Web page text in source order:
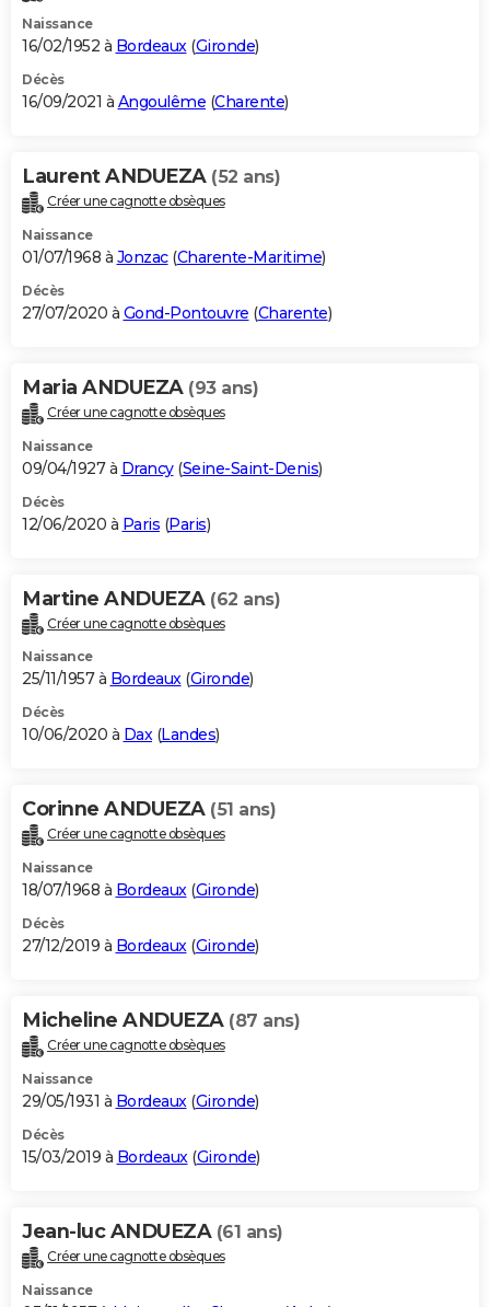
Naissance
16/02/1952 à Bordeaux(Gironde)
Décès
16/09/2021 à Angoulême (Charente)
Laurent ANDUEZA (52 ans)
Créer une cagnotte obsèques
Naissance
01/07/1968 à Jonzac(Charente-Maritime)
Décès
27/07/2020 à Gond-Pontouvre (Charente)
Maria ANDUEZA (93 ans)
Créer une cagnotte obsèques
Naissance
09/04/1927 à Drancy(Seine-Saint-Denis)
Décès
12/06/2020 à Paris (Paris)
Martine ANDUEZA (62 ans)
Créer une cagnotte obsèques
Naissance
25/11/1957 à Bordeaux(Gironde)
Décès
10/06/2020 à Dax(Landes)
Corinne ANDUEZA (51 ans)
Créer une cagnotte obsèques
Naissance
18/07/1968 à Bordeaux(Gironde)
Décès
27/12/2019 à Bordeaux(Gironde)
Micheline ANDUEZA (87 ans)
Créer une cagnotte obsèques
Naissance
29/05/1931 à Bordeaux(Gironde)
Décès
15/03/2019 à Bordeaux(Gironde)
Jean-luc ANDUEZA (61 ans)
Créer une cagnotte obsèques
Naissance